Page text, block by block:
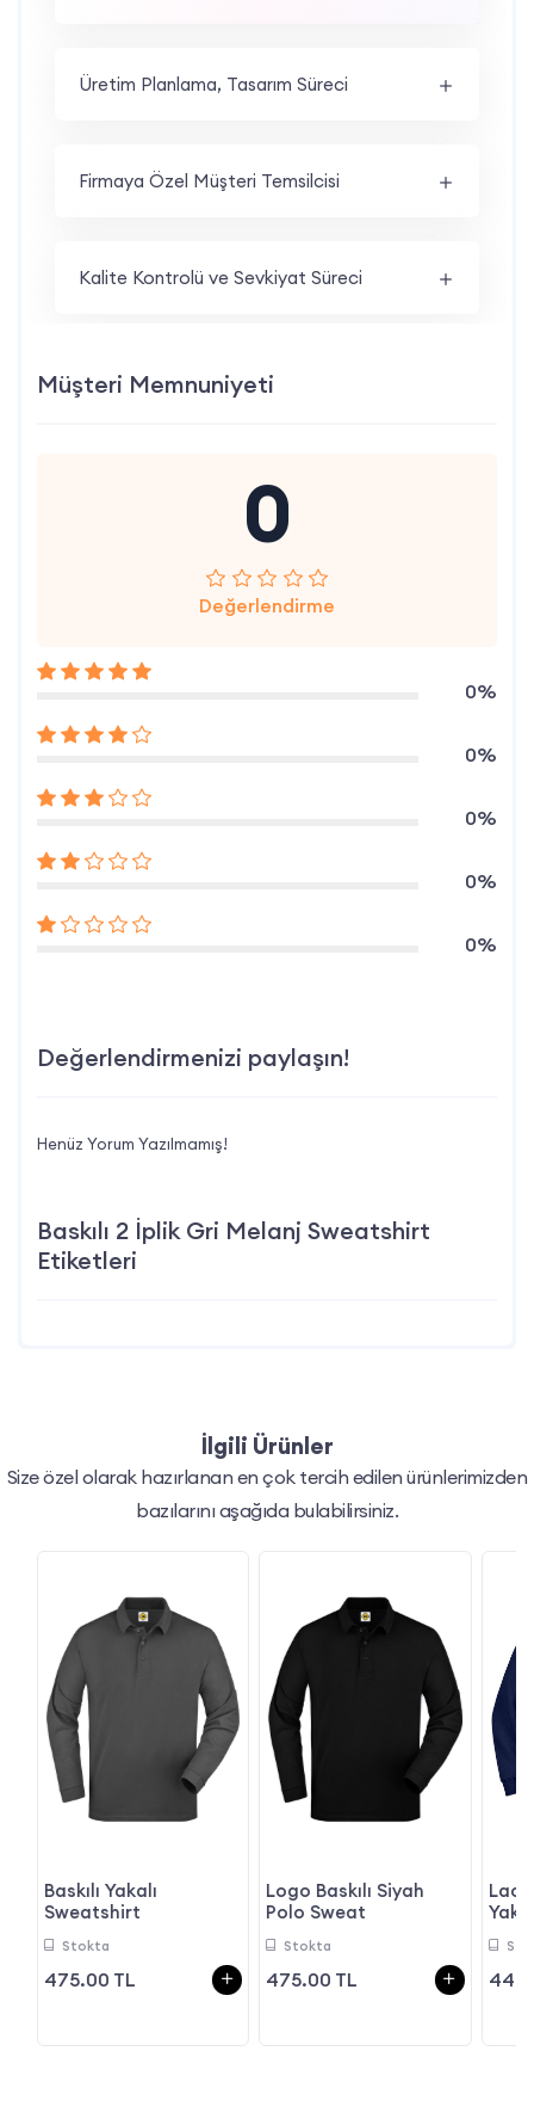
Üretim Planlama, Tasarım Süreci
Firmaya Özel Müşteri Temsilcisi
Kalite Kontrolü ve Sevkiyat Süreci
Müşteri Memnuniyeti
0
Değerlendirme
0%
0%
0%
0%
0%
Değerlendirmenizi paylaşın!
Henüz Yorum Yazılmamış!
Baskılı 2 İplik Gri Melanj Sweatshirt
Etiketleri
İlgili Ürünler
Size özel olarak hazırlanan en çok tercih edilen ürünlerimizden
bazılarını aşağıda bulabilirsiniz.
Baskılı Yakalı
Sweatshirt
Stokta
475.00 TL
Logo Baskılı Siyah
Polo Sweat
Stokta
475.00 TL